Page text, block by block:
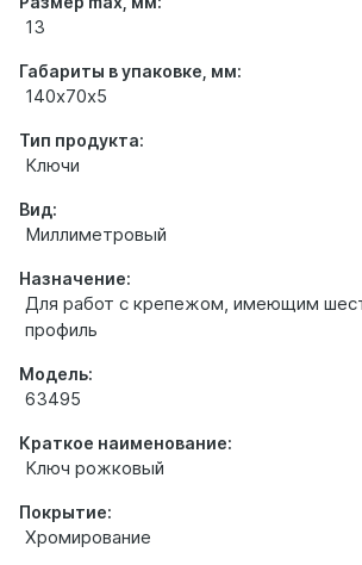
13
Габариты в упаковке, мм:
140х70х5
Тип продукта:
Ключи
Вид:
Миллиметровый
Назначение:
Для работ с крепежом, имеющим
профиль
Модель:
63495
Краткое наименование:
Ключ рожковый
Покрытие:
Хромирование